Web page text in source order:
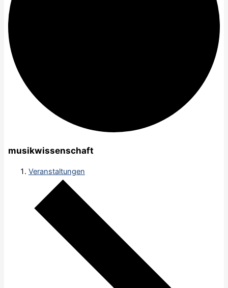
musikwissenschaft
Veranstaltungen